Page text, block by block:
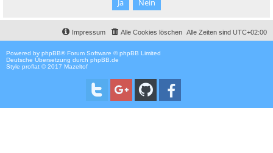
Alle Zeiten sind UTC+02:00
Alle Cookies löschen
Impressum
Powered by phpBB® Forum Software © phpBB Limited
Deutsche Übersetzung durch phpBB.de
Style proflat © 2017 Mazeltof